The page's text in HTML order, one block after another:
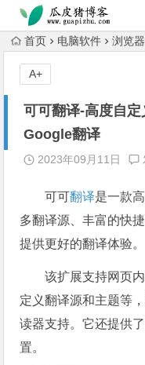
跳转到主内容
首页 电脑软件 浏览
可可翻译-高度自
Google翻译
2023年09月11日
可可翻译是一款
多翻译源、丰富的快
提供更好的翻译体验。
该扩展支持网页
定义翻译源和主题等
读器支持。它还提供
置。
A+